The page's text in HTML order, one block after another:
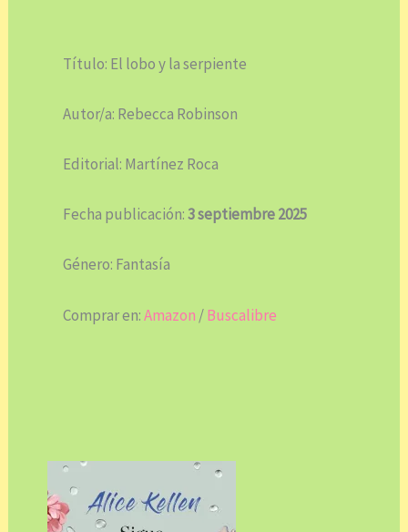
Título: El lobo y la serpiente
Autor/a: Rebecca Robinson
Editorial: Martínez Roca
Fecha publicación:3 septiembre 2025
Género: Fantasía
Comprar en:Amazon /Buscalibre